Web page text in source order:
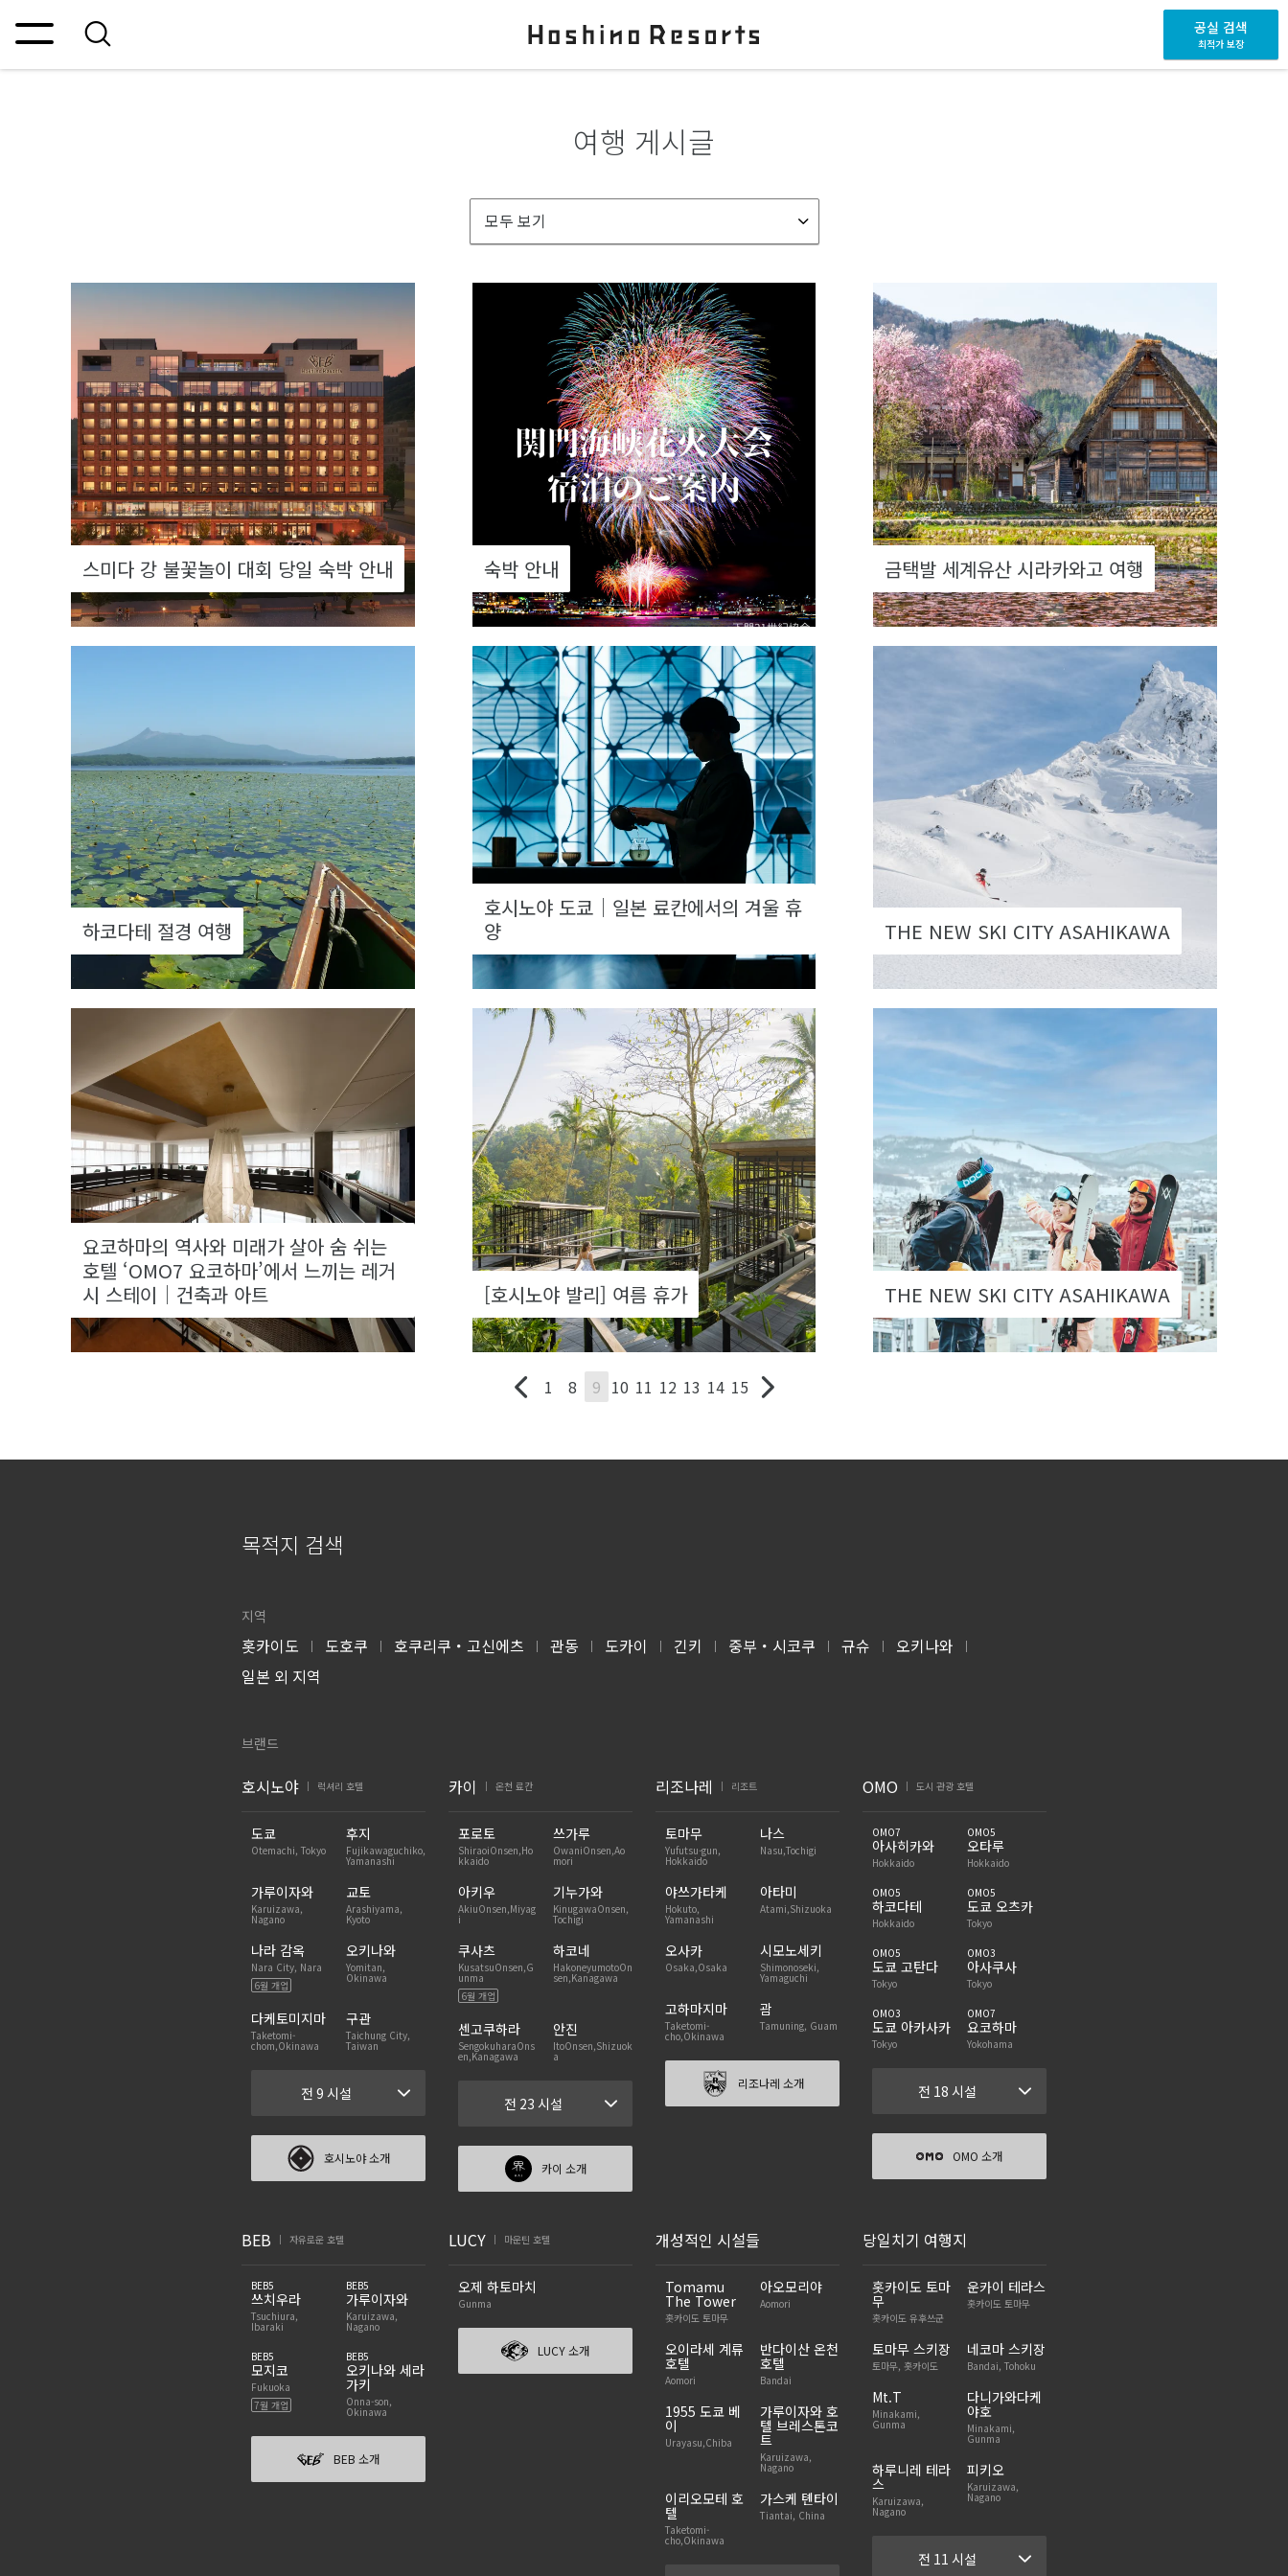
공실 검색
최적가 보장
여행 게시글
모두 보기
스미다 강 불꽃놀이 대회 당일 숙박 안내 숙박 안내 금택발 세계유산 시라카와고 여행
하코다테 절경 여행
호시노야 도쿄｜일본 료칸에서의 겨울 휴
양
THE NEW SKI CITY ASAHIKAWA
요코하마의 역사와 미래가 살아 숨 쉬는
호텔 ‘OMO7 요코하마’에서 느끼는 레거
시 스테이｜건축과 아트
[호시노야 발리] 여름 휴가 THE NEW SKI CITY ASAHIKAWA
1 8 9 10 11 12 13 14 15
목적지 검색
지역
홋카이도 | 도호쿠 | 호쿠리쿠・고신에츠 | 관동 | 도카이 | 긴키 | 중부・시코쿠 | 규슈 | 오키나와 |
일본 외 지역
브랜드
호시노야 럭셔리 호텔
도쿄
Otemachi, Tokyo
후지
Fujikawaguchiko,
Yamanashi
가루이자와
Karuizawa,
Nagano
교토
Arashiyama,
Kyoto
나라 감옥
Nara City, Nara
6월 개업
오키나와
Yomitan,
Okinawa
다케토미지마
Taketomi-
chom,Okinawa
구관
Taichung City,
Taiwan
전 9 시설
호시노야 소개
카이 온천 료칸
포로토
ShiraoiOnsen,Ho
kkaido
쓰가루
OwaniOnsen,Ao
mori
아키우
AkiuOnsen,Miyag
i
기누가와
KinugawaOnsen,
Tochigi
쿠사츠
KusatsuOnsen,G
unma
6월 개업
하코네
HakoneyumotoOn
sen,Kanagawa
센고쿠하라
SengokuharaOns
en,Kanagawa
안진
ItoOnsen,Shizuok
a
전 23 시설
카이 소개
리조나레 리조트
토마무
Yufutsu-gun,
Hokkaido
나스
Nasu,Tochigi
야쓰가타케
Hokuto,
Yamanashi
아타미
Atami,Shizuoka
오사카
Osaka,Osaka
시모노세키
Shimonoseki,
Yamaguchi
고하마지마
Taketomi-
cho,Okinawa
괌
Tamuning, Guam
리조나레 소개
OMO 도시 관광 호텔
OMO7
아사히카와
Hokkaido
OMO5
오타루
Hokkaido
OMO5
하코다테
Hokkaido
OMO5
도쿄 오츠카
Tokyo
OMO5
도쿄 고탄다
Tokyo
OMO3
아사쿠사
Tokyo
OMO3
도쿄 아카사카
Tokyo
OMO7
요코하마
Yokohama
전 18 시설
OMO 소개
BEB 자유로운 호텔
BEB5
쓰치우라
Tsuchiura,
Ibaraki
BEB5
가루이자와
Karuizawa,
Nagano
BEB5
모지코
Fukuoka
7월 개업
BEB5
오키나와 세라
가키
Onna-son,
Okinawa
BEB 소개
LUCY 마운틴 호텔
오제 하토마치
Gunma
LUCY 소개
개성적인 시설들
Tomamu
The Tower
홋카이도 토마무
아오모리야
Aomori
오이라세 계류
호텔
Aomori
반다이산 온천
호텔
Bandai
1955 도쿄 베
이
Urayasu,Chiba
가루이자와 호
텔 브레스톤코
트
Karuizawa,
Nagano
이리오모테 호
텔
Taketomi-
cho,Okinawa
가스케 톈타이
Tiantai, China
당일치기 여행지
홋카이도 토마
무
홋카이도 유후쓰군
운카이 테라스
홋카이도 토마무
토마무 스키장
토마무, 홋카이도
네코마 스키장
Bandai, Tohoku
Mt.T
Minakami,
Gunma
다니가와다케
야호
Minakami,
Gunma
하루니레 테라
스
Karuizawa,
Nagano
피키오
Karuizawa,
Nagano
전 11 시설